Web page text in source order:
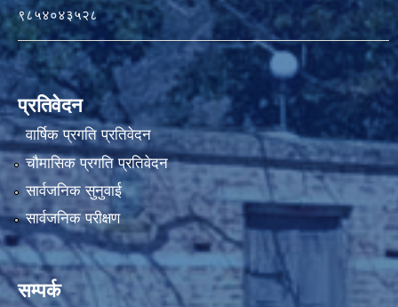
९८५४०४३५२८
प्रतिवेदन
वार्षिक प्रगति प्रतिवेदन
चौमासिक प्रगति प्रतिवेदन
सार्वजनिक सुनुवाई
सार्वजनिक परीक्षण
सम्पर्क